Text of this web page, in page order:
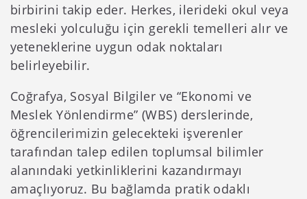
birbirini takip eder. Herkes, ilerideki okul veya
mesleki yolculuğu için gerekli temelleri alır ve
yeteneklerine uygun odak noktaları
belirleyebilir.
Coğrafya, Sosyal Bilgiler ve “Ekonomi ve
Meslek Yönlendirme” (WBS) derslerinde,
öğrencilerimizin gelecekteki işverenler
tarafından talep edilen toplumsal bilimler
alanındaki yetkinliklerini kazandırmayı
amaçlıyoruz. Bu bağlamda pratik odaklı